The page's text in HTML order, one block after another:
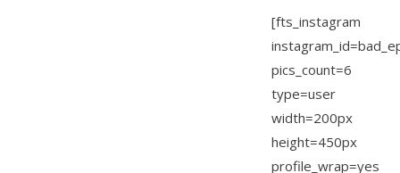
[fts_instagram
pics_count=6
type=user
width=200px
height=450px
profile_wrap=yes